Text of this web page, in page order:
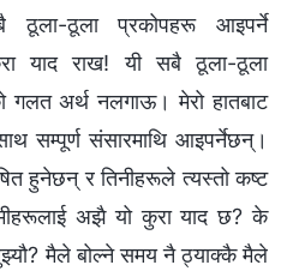
ठूला-ठूला प्रकोपहरू आइपर्ने
याद राख! यी सबै ठूला-ठूला
अर्थ नलगाऊ। मेरो हातबाट
सम्पूर्ण संसारमाथि आइपर्नेछन्।
हुनेछन् र तिनीहरूले त्यस्तो कष्ट
अझै यो कुरा याद छ? के
मैले बोल्‍ने समय नै ठ्याक्कै मैले